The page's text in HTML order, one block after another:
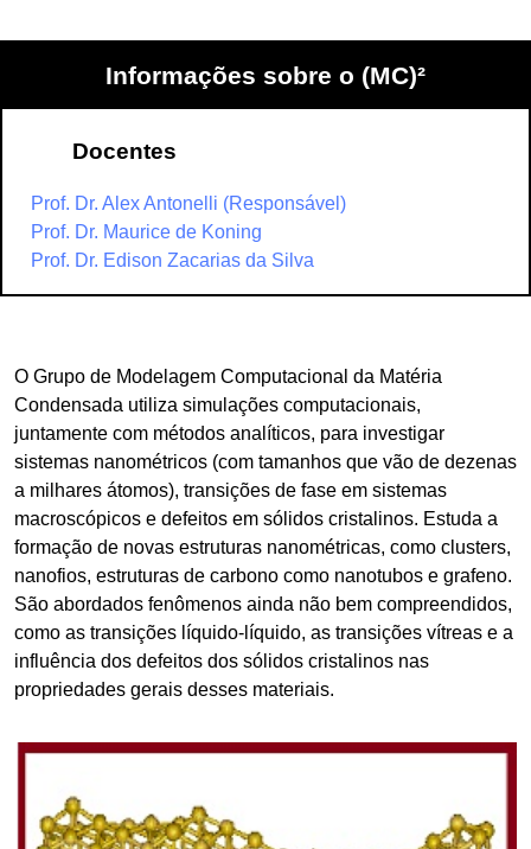
Informações sobre o (MC)²
Docentes
Prof. Dr. Alex Antonelli (Responsável)
Prof. Dr. Maurice de Koning
Prof. Dr. Edison Zacarias da Silva
O Grupo de Modelagem Computacional da Matéria
Condensada utiliza simulações computacionais,
juntamente com métodos analíticos, para investigar
sistemas nanométricos (com tamanhos que vão de dezenas
a milhares átomos), transições de fase em sistemas
macroscópicos e defeitos em sólidos cristalinos. Estuda a
formação de novas estruturas nanométricas, como clusters,
nanofios, estruturas de carbono como nanotubos e grafeno.
São abordados fenômenos ainda não bem compreendidos,
como as transições líquido-líquido, as transições vítreas e a
influência dos defeitos dos sólidos cristalinos nas
propriedades gerais desses materiais.